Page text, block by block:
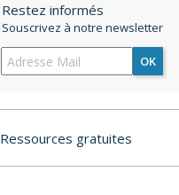
Restez informés
Souscrivez à notre newsletter
OK
Ressources gratuites